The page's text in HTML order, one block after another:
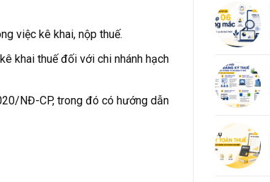
việc kê khai, nộp thuế.
khai thuế đối với chi nhánh hạch
NĐ-CP, trong đó có hướng dẫn